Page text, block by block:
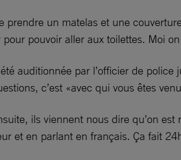
prendre un matelas et une
pouvoir aller aux toilettes. Moi
auditionnée par l’officier de
c’est «avec qui vous êtes
ils viennent nous dire qu’on
et en parlant en français. Ça fait